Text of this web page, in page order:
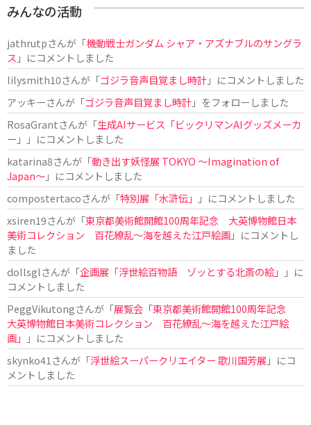
みんなの活動
jathrutpさんが「機動戦士ガンダム シャア・アズナブルのサングラ
ス 」にコメントしました
lilysmith10さんが「ゴジラ音声目覚まし時計」にコメントしました
アッキーさんが「ゴジラ音声目覚まし時計」をフォローしました
RosaGrantさんが「生成AIサービス「ビックリマンAIグッズメーカ
ー」
」にコメントしました
katarina8さんが「動き出す妖怪展 TOKYO 〜Imagination of
Japan〜」にコメントしました
compostertacoさんが「特別展「水滸伝」
」にコメントしました
xsiren19さんが「東京都美術館開館100周年記念 大英博物館日本
美術コレクション 百花繚乱～海を越えた江戸絵画」にコメントし
ました
dollsglさんが「企画展「浮世絵百物語 ゾッとする北斎の絵」
」に
コメントしました
PeggVikutongさんが「展覧会「東京都美術館開館100周年記念
大英博物館日本美術コレクション 百花繚乱〜海を越えた江戸絵
画」
」にコメントしました
skynko41 さんが「浮世絵スーパークリエイター 歌川国芳展 」にコ
メントしました